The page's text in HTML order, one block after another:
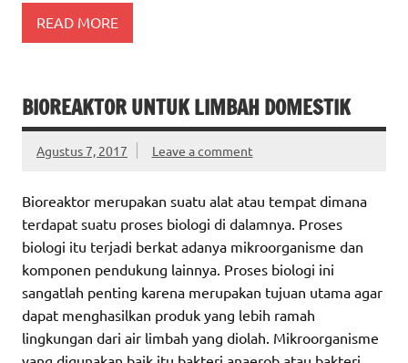
READ MORE
BIOREAKTOR UNTUK LIMBAH DOMESTIK
Agustus 7, 2017 Leave a comment
Bioreaktor merupakan suatu alat atau tempat dimana
terdapat suatu proses biologi di dalamnya. Proses
biologi itu terjadi berkat adanya mikroorganisme dan
komponen pendukung lainnya. Proses biologi ini
sangatlah penting karena merupakan tujuan utama agar
dapat menghasilkan produk yang lebih ramah
lingkungan dari air limbah yang diolah. Mikroorganisme